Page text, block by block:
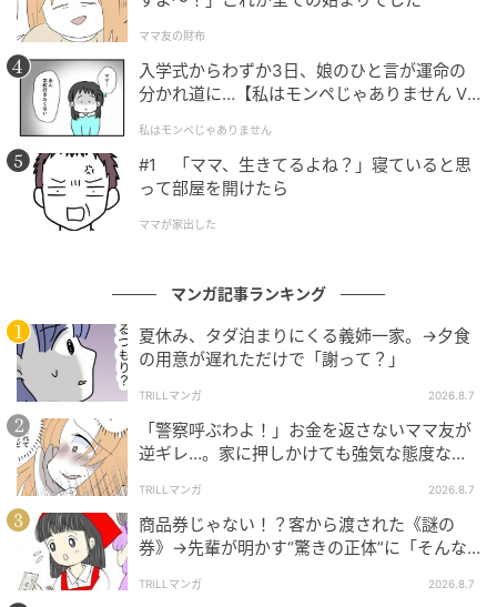
ママ友の財布
入学式からわずか3日、娘のひと言が運命の
分かれ道に…【私はモンペじゃありません Vo
私はモンペじゃありません
#1 「ママ、生きてるよね？」寝ていると思
って部屋を開けたら
ママが家出した
マンガ記事ランキング
夏休み、タダ泊まりにくる義姉一家。→夕食
の用意が遅れただけで「謝って？」
TRILLマンガ 2026.8.7
「警察呼ぶわよ！」お金を返さないママ友が
逆ギレ…。家に押しかけても強気な態度なワ
TRILLマンガ 2026.8.7
商品券じゃない！？客から渡された《謎の
券》→先輩が明かす“驚きの正体”に「そんな
TRILLマンガ 2026.8.7